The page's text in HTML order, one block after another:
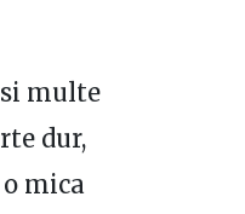
si multe
dur,
mica